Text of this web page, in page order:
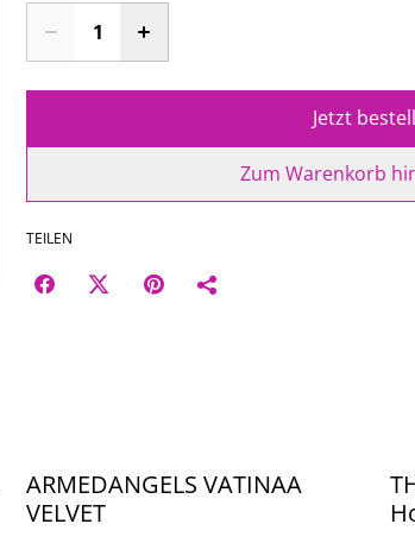
Jetzt
Zum Warenkorb
TEILEN
ARMEDANGELS VATINAA
VELVET